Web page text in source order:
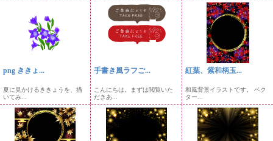
png ききょ...
夏に見かけるききょうを、描
いてみ...
手書き風ラフご...
こんにちは。まずは閲覧いた
だきあ...
紅葉、紫和柄玉...
和風背景イラストです。 ベク
ター...